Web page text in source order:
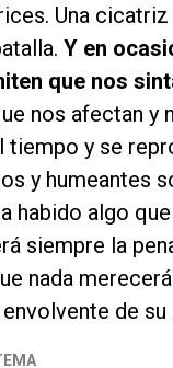
Una
Y en
que nos
nos afectan y
tiempo y se
y humeantes
habido algo
siempre la
nada
de